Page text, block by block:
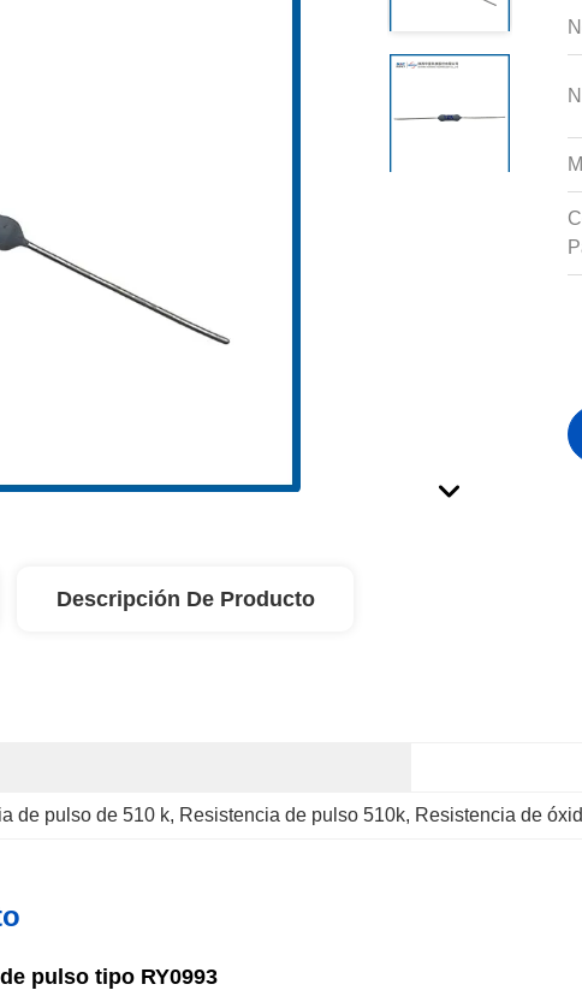
Descripción De Producto
de pulso de 510 k, Resistencia de pulso 510k, Resistencia de
pulso tipo RY0993